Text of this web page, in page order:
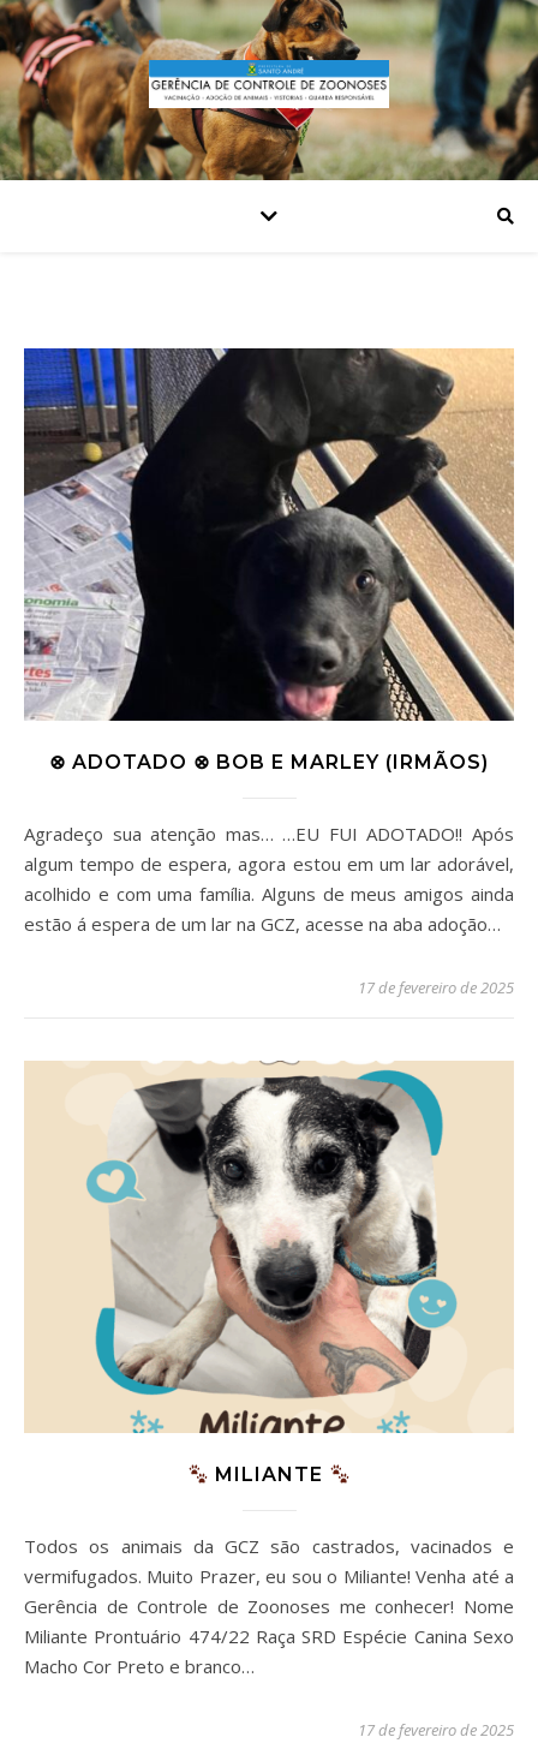
⊗ ADOTADO ⊗ BOB E MARLEY (IRMÃOS)
Agradeço sua atenção mas… …EU FUI ADOTADO!! Após
algum tempo de espera, agora estou em um lar adorável,
acolhido e com uma família. Alguns de meus amigos ainda
estão á espera de um lar na GCZ, acesse na aba adoção…
17 de fevereiro de 2025
MILIANTE
Todos os animais da GCZ são castrados, vacinados e
vermifugados. Muito Prazer, eu sou o Miliante! Venha até a
Gerência de Controle de Zoonoses me conhecer! Nome
Miliante Prontuário 474/22 Raça SRD Espécie Canina Sexo
Macho Cor Preto e branco…
17 de fevereiro de 2025